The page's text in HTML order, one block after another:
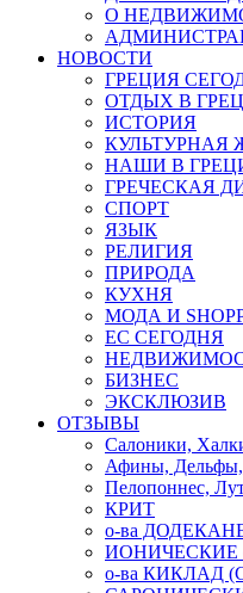
О
НОВОСТИ
ГРЕЦИЯ
ОТДЫХ В
ИСТОРИЯ
КУЛЬТУРНАЯ
НАШИ В
ГРЕЧЕСКАЯ
СПОРТ
ЯЗЫК
РЕЛИГИЯ
ПРИРОДА
КУХНЯ
МОДА И
ЕС СЕГОДНЯ
БИЗНЕС
ЭКСКЛЮЗИВ
ОТЗЫВЫ
Салоники,
Афины,
Пелопоннес,
КРИТ
о-ва
ИОНИЧЕСКИЕ о-
о-ва КИКЛАД